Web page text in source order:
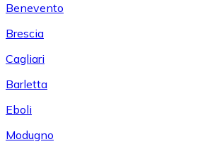
Benevento
Brescia
Cagliari
Barletta
Eboli
Modugno